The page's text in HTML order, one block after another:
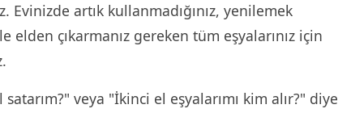
Evinizde artık kullanmadığınız, yenilemek
elden çıkarmanız gereken tüm eşyalarınız için
satarım?" veya "İkinci el eşyalarımı kim alır?" diye